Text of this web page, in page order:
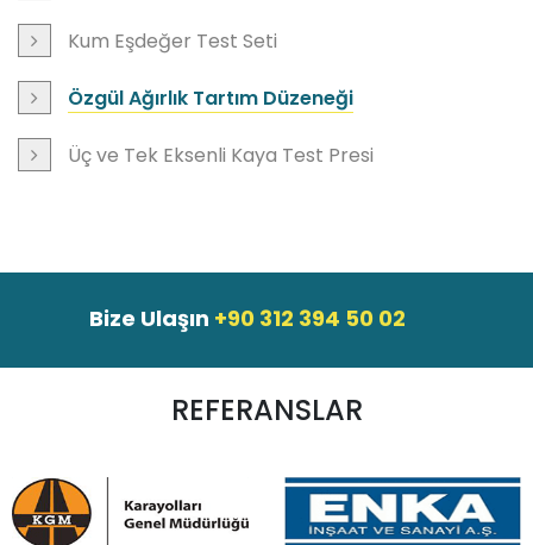
Kum Eşdeğer Test Seti
Özgül Ağırlık Tartım Düzeneği
Üç ve Tek Eksenli Kaya Test Presi
Bize Ulaşın +90 312 394 50 02
REFERANSLAR